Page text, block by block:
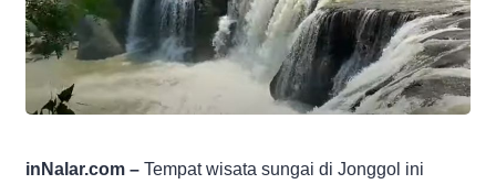
inNalar.com – Tempat wisata sungai di Jonggol ini